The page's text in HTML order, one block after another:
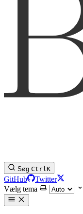
Søg CtrlK
GitHub
Twitter
Vælg tema